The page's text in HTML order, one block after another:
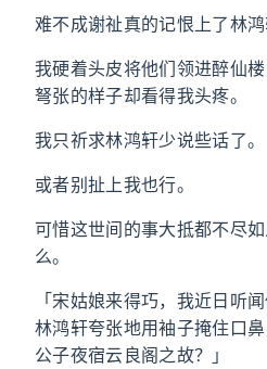
难不成谢祉真的记恨上了林鸿
我硬着头皮将他们领进醉仙
弩张的样子却看得我头疼。
我只祈求林鸿轩少说些话了。
或者别扯上我也行。
可惜这世间的事大抵都不尽
么。
「宋姑娘来得巧，我近日听
林鸿轩夸张地用袖子掩住口
公子夜宿云良阁之故？」